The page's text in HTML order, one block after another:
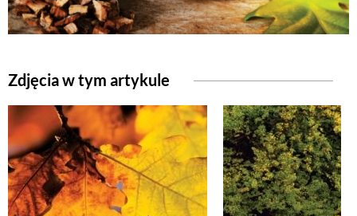
Zdjęcia w tym artykule
PROJEKTOWANIE OGRODU
NATURALNIE
URODA
NATURALNA APTECZKA